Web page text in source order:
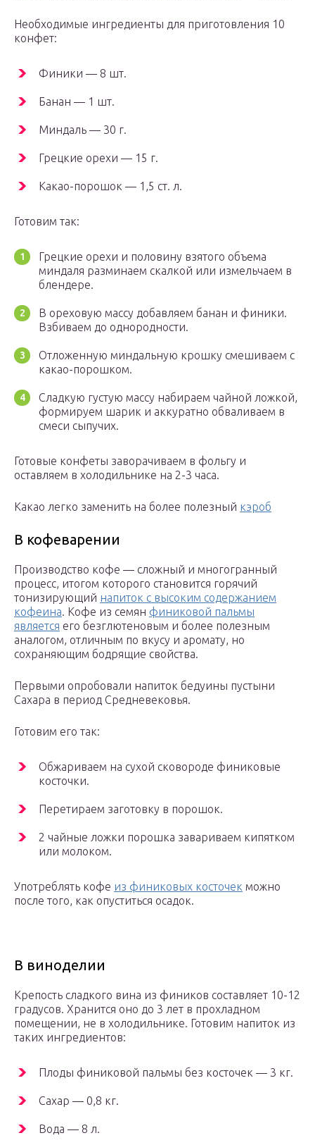
Необходимые ингредиенты для приготовления 10
конфет:
Финики — 8 шт.
Банан — 1 шт.
Миндаль — 30 г.
Грецкие орехи — 15 г.
Какао-порошок — 1,5 ст. л.
Готовим так:
Грецкие орехи и половину взятого объема
миндаля разминаем скалкой или измельчаем в
блендере.
В ореховую массу добавляем банан и финики.
Взбиваем до однородности.
Отложенную миндальную крошку смешиваем с
какао-порошком.
Сладкую густую массу набираем чайной ложкой,
формируем шарик и аккуратно обваливаем в
смеси сыпучих.
Готовые конфеты заворачиваем в фольгу и
оставляем в холодильнике на 2-3 часа.
Какао легко заменить на более полезный кэроб
В кофеварении
Производство кофе — сложный и многогранный
процесс, итогом которого становится горячий
тонизирующий напиток с высоким содержанием
кофеина. Кофе из семян финиковой пальмы
является его безглютеновым и более полезным
аналогом, отличным по вкусу и аромату, но
сохраняющим бодрящие свойства.
Первыми опробовали напиток бедуины пустыни
Сахара в период Средневековья.
Готовим его так:
Обжариваем на сухой сковороде финиковые
косточки.
Перетираем заготовку в порошок.
2 чайные ложки порошка завариваем кипятком
или молоком.
Употреблять кофе из финиковых косточек можно
после того, как опуститься осадок.
В виноделии
Крепость сладкого вина из фиников составляет 10-12
градусов. Хранится оно до 3 лет в прохладном
помещении, не в холодильнике. Готовим напиток из
таких ингредиентов:
Плоды финиковой пальмы без косточек — 3 кг.
Сахар — 0,8 кг.
Вода — 8 л.